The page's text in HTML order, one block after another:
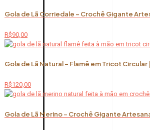
Gola de Lã Corriedale – Crochê Gigante
R$90,00
Gola de Lã Natural – Flamê em Tricot
R$120,00
Gola de Lã Merino – Crochê Gigante